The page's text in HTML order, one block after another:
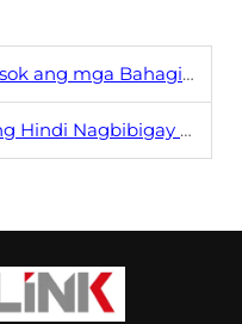
ng Metal Ayon sa Tiyak na Pangangailangan?
Mga Tool para sa Mapanganib na Kapaligiran?